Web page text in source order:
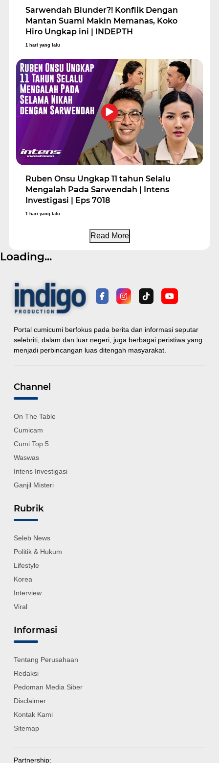
Sarwendah Blunder?! Konflik Dengan
Mantan Suami Makin Memanas, Koko
Hiro Ungkap ini | INDEPTH
1 hari yang lalu
Ruben Onsu Ungkap 11 tahun Selalu
Mengalah Pada Sarwendah | Intens
Investigasi | Eps 7018
1 hari yang lalu
Read More
Loading...
Portal cumicumi berfokus pada berita dan informasi seputar
selebriti, dalam dan luar negeri, juga berbagai peristiwa yang
menjadi perbincangan luas ditengah masyarakat.
Channel
On The Table
Cumicam
Cumi Top 5
Waswas
Intens Investigasi
Ganjil Misteri
Rubrik
Seleb News
Politik & Hukum
Lifestyle
Korea
Interview
Viral
Informasi
Tentang Perusahaan
Redaksi
Pedoman Media Siber
Disclaimer
Kontak Kami
Sitemap
Partnership: